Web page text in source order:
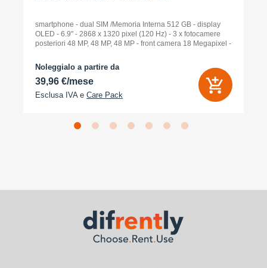
smartphone - dual SIM /Memoria Interna 512 GB - display
OLED - 6.9" - 2868 x 1320 pixel (120 Hz) - 3 x fotocamere
posteriori 48 MP, 48 MP, 48 MP - front camera 18 Megapixel -
Noleggialo a partire da
39,96 €/mese
Esclusa IVA e Care Pack